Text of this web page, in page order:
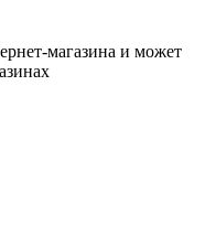
магазина и может